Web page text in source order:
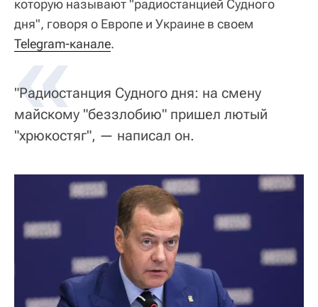
которую называют "радиостанцией Судного
дня", говоря о Европе и Украине в своем
Telegram-канале.
«
"Радиостанция Судного дня: на смену
майскому "беззлобию" пришел лютый
"хрюкостяг", — написал он.